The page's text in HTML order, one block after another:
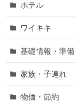
ホテル
ワイキキ
基礎情報・準備
家族・子連れ
物価・節約